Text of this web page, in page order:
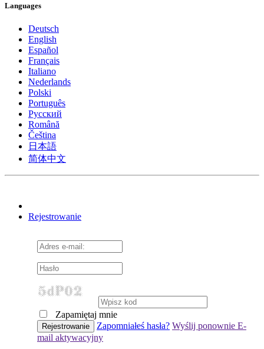
Languages
Deutsch
English
Español
Français
Italiano
Nederlands
Polski
Português
Pусский
Română
Čeština
日本語
简体中文
Rejestrowanie
Zapamiętaj mnie
Zapomniałeś hasła? Wyślij ponownie E-
mail aktywacyjny